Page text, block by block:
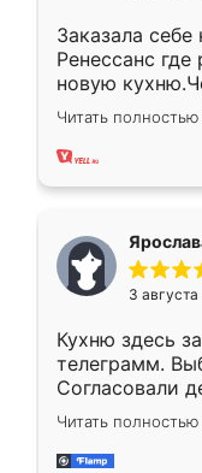
Заказала
Ренессанс где
новую
вполне
два года,
Читать полностью
3
Кухню здесь
телеграмм.
Согласовали
недели кухня
довольны
мебель за
Читать полностью